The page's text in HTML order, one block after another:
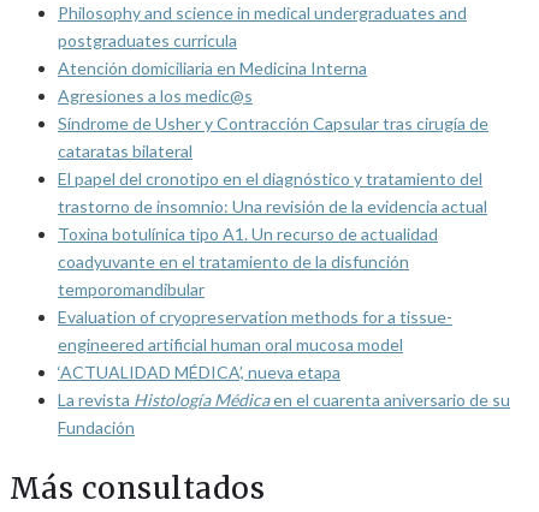
Philosophy and science in medical undergraduates and
postgraduates curricula
Atención domiciliaria en Medicina Interna
Agresiones a los medic@s
Síndrome de Usher y Contracción Capsular tras cirugía de
cataratas bilateral
El papel del cronotipo en el diagnóstico y tratamiento del
trastorno de insomnio: Una revisión de la evidencia actual
Toxina botulínica tipo A1. Un recurso de actualidad
coadyuvante en el tratamiento de la disfunción
temporomandibular
Evaluation of cryopreservation methods for a tissue-
engineered artificial human oral mucosa model
‘ACTUALIDAD MÉDICA’, nueva etapa
La revista Histología Médicaen el cuarenta aniversario de su
Fundación
Más consultados